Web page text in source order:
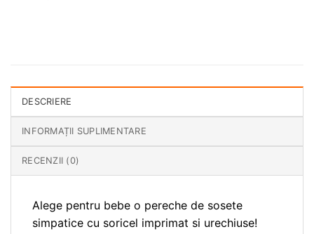
DESCRIERE
INFORMAȚII SUPLIMENTARE
RECENZII (0)
Alege pentru bebe o pereche de sosete
simpatice cu soricel imprimat si urechiuse!